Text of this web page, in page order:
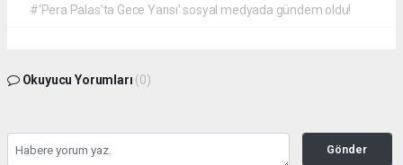
#‘Pera Palas’ta Gece Yarısı’ sosyal medyada gündem oldu!
Okuyucu Yorumları (0)
Gönder